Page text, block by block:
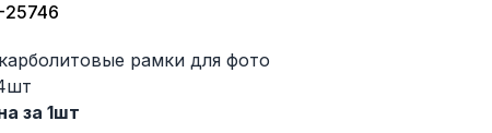
рамки для фото
за 1шт